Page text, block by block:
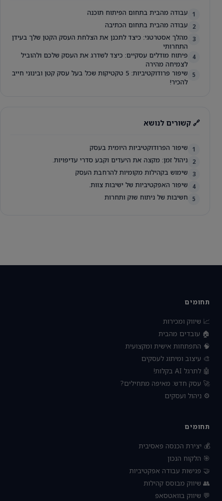
1 עבודה מהבית בתחום הפיתוח תוכנה
2 עבודה מהבית בתחום הכתיבה
3
מהלך אסטרטגי: כיצד לתכנן את הצלחת העסק הקטן שלך בעידן
התחרותי
4
פיתוח מודלים עסקיים: כיצד לשדרג את העסק שלכם ולהוביל
לצמיחה מהירה
5
שיפור פרודוקטיביות: 5 טקטיקות שכל בעל עסק קטן ובינוני חייב
להכיר!
🔗 קשורים לנושא
1 שיפור הפרודוקטיביות היומית בעסק
2 ניהול זמן: מקצה את היעדים וקבע סדרי עדיפויות.
3 שימוש בקהילות מקומיות להרחבת העסק
4 שיפור האפקטיביות של ישיבות צוות.
5 חשיבות של ניתוח שוק ותחרות
תחומים
📈 שיווק ומכירות
🏠 עובדים מהבית
🧠 התפתחות אישית ומקצועית
🎨 עיצוב ומיתוג לעסקים
🤖 לתרגל AI בקלות!
🚀 עסק חדש: מאיפה מתחילים?
⚙️ ניהול ועסקים
תחומים
💰 יצירת הכנסה פאסיבית
🎯 הלקוח הנכון
🤝 פגישות עבודה אפקטיביות
👥 שיווק מבוסס קהילות
💬 שיווק בוואטסאפ